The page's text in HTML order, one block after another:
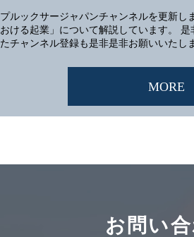
プルックサージャパンチャンネルを更新し
おける起業」について解説しています。
たチャンネル登録も是非是非お願いいたし
MORE
お問い